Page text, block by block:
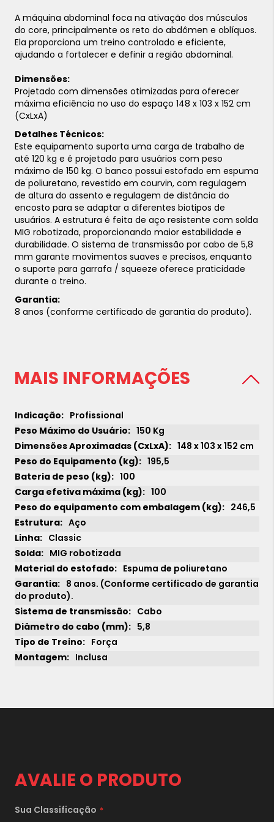
6xsem juros de 4.465,00
7xsem juros de
A máquina abdominal foca na ativação dos músculos
do core, principalmente os reto do abdômen e oblíquos.
Ela proporciona um treino controlado e eficiente,
ajudando a fortalecer e definir a região abdominal.
Dimensões:
Projetado com dimensões otimizadas para oferecer
máxima eficiência no uso do espaço 148 x 103 x 152 cm
(CxLxA)
Detalhes Técnicos:
Este equipamento suporta uma carga de trabalho de
até 120 kg e é projetado para usuários com peso
máximo de 150 kg. O banco possui estofado em espuma
de poliuretano, revestido em courvin, com regulagem
de altura do assento e regulagem de distância do
encosto para se adaptar a diferentes biotipos de
usuários. A estrutura é feita de aço resistente com solda
MIG robotizada, proporcionando maior estabilidade e
durabilidade. O sistema de transmissão por cabo de 5,8
mm garante movimentos suaves e precisos, enquanto
o suporte para garrafa / squeeze oferece praticidade
durante o treino.
Garantia:
8 anos (conforme certificado de garantia do produto).
MAIS INFORMAÇÕES
Profissional
150 Kg
148 x 103 x 152 cm
195,5
100
100
246,5
Aço
Classic
MIG robotizada
Espuma de poliuretano
8 anos. (Conforme certificado de garantia
do produto).
Cabo
5,8
Força
Inclusa
AVALIE O PRODUTO
Sua Classificação